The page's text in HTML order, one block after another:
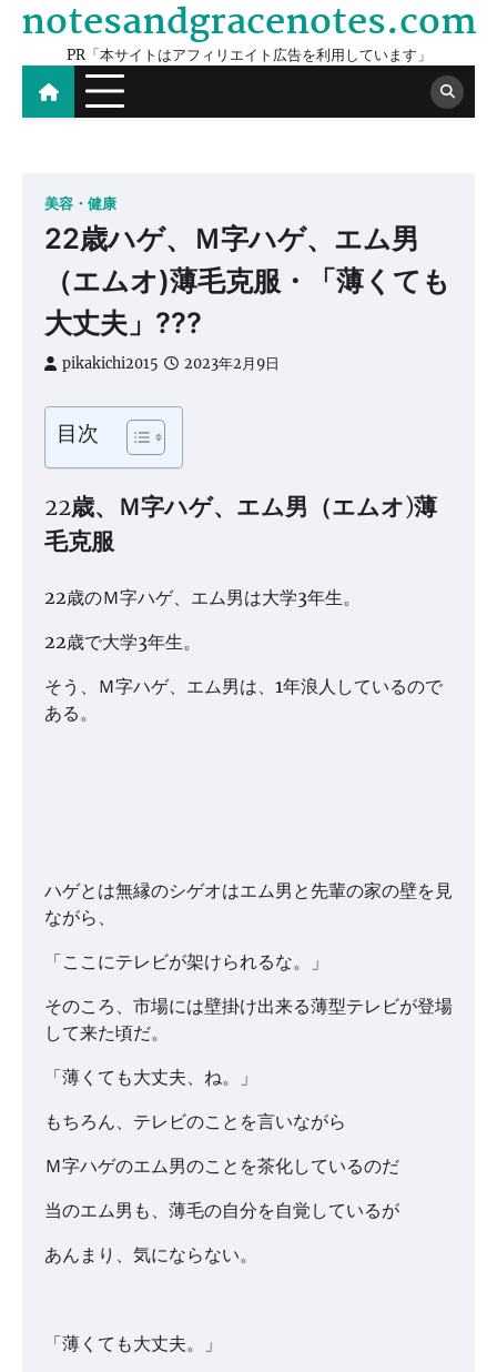
Skip
content
notesandgracenotes.com
PR「本サイトはアフィリエイト広告を利用しています」
美容・健康
22歳ハゲ、Ｍ字ハゲ、エム男
（エムオ)薄毛克服・「薄くても
大丈夫」???
pikakichi2015 2023年2月9日
目次
22歳、Ｍ字ハゲ、エム男（エムオ)薄
毛克服
22歳のＭ字ハゲ、エム男は大学3年生。
22歳で大学3年生。
そう、Ｍ字ハゲ、エム男は、1年浪人しているので
ある。
ハゲとは無縁のシゲオはエム男と先輩の家の壁を見
ながら、
「ここにテレビが架けられるな。」
そのころ、市場には壁掛け出来る薄型テレビが登場
して来た頃だ。
「薄くても大丈夫、ね。」
もちろん、テレビのことを言いながら
Ｍ字ハゲのエム男のことを茶化しているのだ
当のエム男も、薄毛の自分を自覚しているが
あんまり、気にならない。
「薄くても大丈夫。」